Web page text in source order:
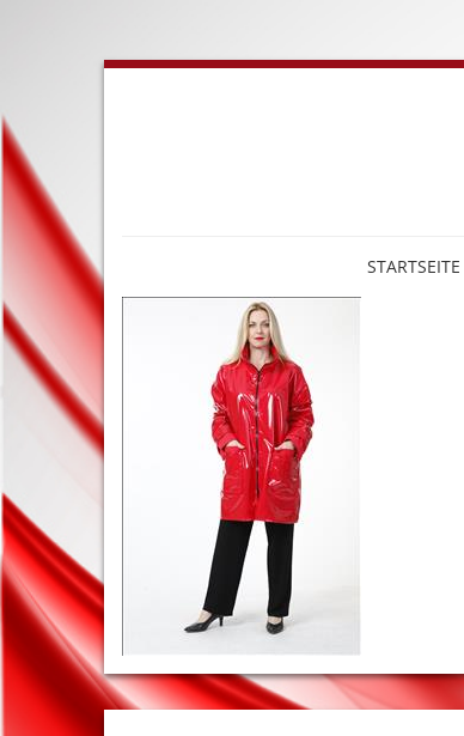
STARTSEITE